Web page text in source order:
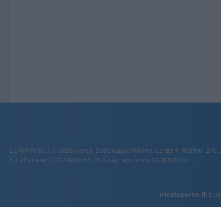
LUNIFIN S.r.l. a socio unico. Sede legale Milano, Largo F. Richini, 2/A,
C.F./P.Iva en. 07174900154, REA cap. soc. euro 10.000,00 i.v.
nicolaporro.it è